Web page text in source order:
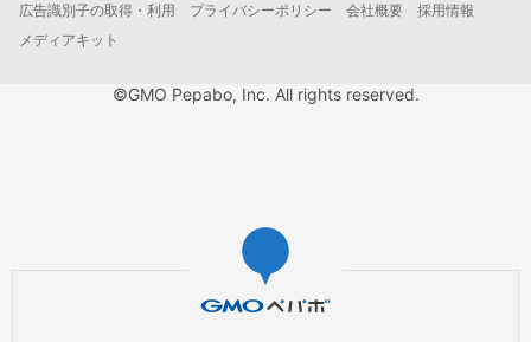
広告識別子の取得・利用
プライバシーポリシー 会社概要
採用情報
メディアキット
©GMO Pepabo, Inc. All rights reserved.